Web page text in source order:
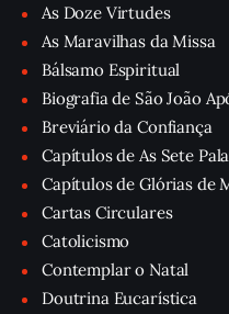
As Doze Virtudes
As Maravilhas da Missa
Bálsamo Espiritual
Biografia de São João
Breviário da Confiança
Capítulos de As Sete
Capítulos de Glórias de
Cartas Circulares
Catolicismo
Contemplar o Natal
Doutrina Eucarística